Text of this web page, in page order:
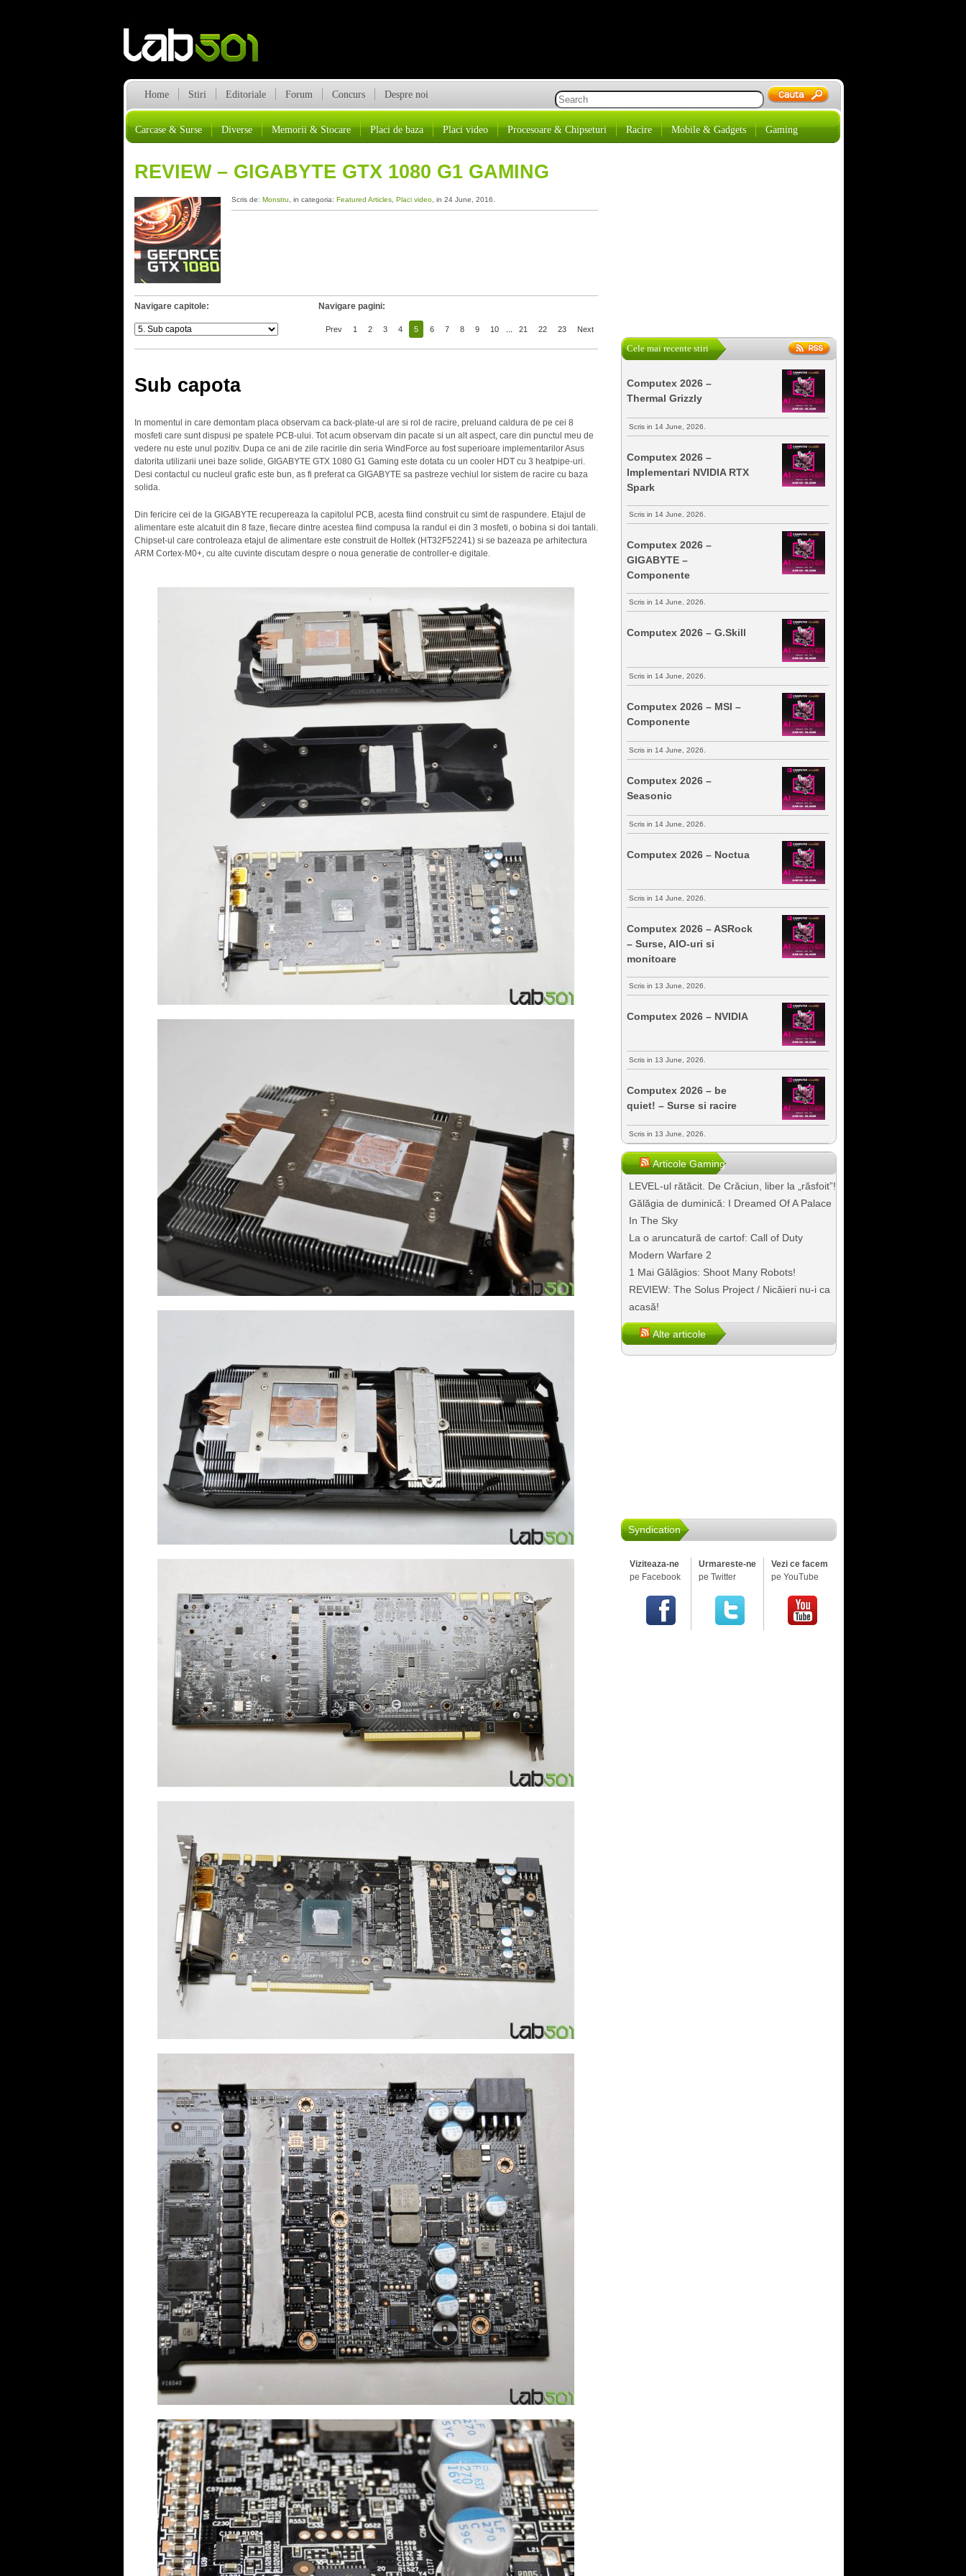
Home Stiri Editoriale Forum Concurs Despre noi
Carcase & Surse Diverse Memorii & Stocare Placi de baza Placi video Procesoare & Chipseturi Racire Mobile & Gadgets Gaming
REVIEW – GIGABYTE GTX 1080 G1 GAMING
Scris de: Monstru , in categoria: Featured Articles, Placi video, in 24 June, 2016.
Navigare capitole: Navigare pagini:
Prev 1 2 3 4 5 6 7 8 9 10 21 22 23 Next
Sub capota
In momentul in care demontam placa observam ca back-plate-ul are si rol de racire, preluand caldura de pe cei 8
mosfeti care sunt dispusi pe spatele PCB-ului. Tot acum observam din pacate si un alt aspect, care din punctul meu de
vedere nu este unul pozitiv. Dupa ce ani de zile racirile din seria WindForce au fost superioare implementarilor Asus
datorita utilizarii unei baze solide, GIGABYTE GTX 1080 G1 Gaming este dotata cu un cooler HDT cu 3 heatpipe-uri.
Desi contactul cu nucleul grafic este bun, as fi preferat ca GIGABYTE sa pastreze vechiul lor sistem de racire cu baza
solida.
Din fericire cei de la GIGABYTE recupereaza la capitolul PCB, acesta fiind construit cu simt de raspundere. Etajul de
alimentare este alcatuit din 8 faze, fiecare dintre acestea fiind compusa la randul ei din 3 mosfeti, o bobina si doi tantali.
Chipset-ul care controleaza etajul de alimentare este construit de Holtek (HT32F52241) si se bazeaza pe arhitectura
ARM Cortex-M0+, cu alte cuvinte discutam despre o noua generatie de controller-e digitale.
Cele mai recente stiri
Computex 2026 –
Thermal Grizzly
Scris in 14 June, 2026.
Computex 2026 –
Implementari NVIDIA RTX
Spark
Scris in 14 June, 2026.
Computex 2026 –
GIGABYTE –
Componente
Scris in 14 June, 2026.
Computex 2026 – G.Skill
Scris in 14 June, 2026.
Computex 2026 – MSI –
Componente
Scris in 14 June, 2026.
Computex 2026 –
Seasonic
Scris in 14 June, 2026.
Computex 2026 – Noctua
Scris in 14 June, 2026.
Computex 2026 – ASRock
– Surse, AIO-uri si
monitoare
Scris in 13 June, 2026.
Computex 2026 – NVIDIA
Scris in 13 June, 2026.
Computex 2026 – be
quiet! – Surse si racire
Scris in 13 June, 2026.
Articole Gaming
LEVEL-ul rătăcit. De Crăciun, liber la „răsfoit”!
Gălăgia de duminică: I Dreamed Of A Palace
In The Sky
La o aruncatură de cartof: Call of Duty
Modern Warfare 2
1 Mai Gălăgios: Shoot Many Robots!
REVIEW: The Solus Project / Nicăieri nu-i ca
acasă!
Alte articole
Syndication
Viziteaza-ne
pe Facebook
Urmareste-ne
pe Twitter
Vezi ce facem
pe YouTube